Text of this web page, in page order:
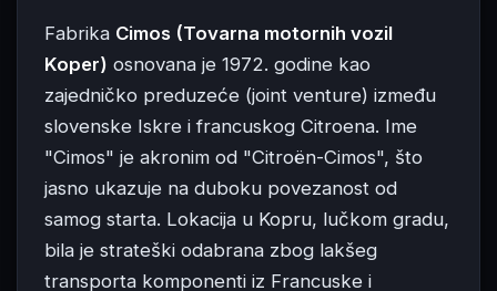
Fabrika Cimos (Tovarna motornih vozil
Koper) osnovana je 1972. godine kao
zajedničko preduzeće (joint venture) između
slovenske Iskre i francuskog Citroena. Ime
"Cimos" je akronim od "Citroën-Cimos", što
jasno ukazuje na duboku povezanost od
samog starta. Lokacija u Kopru, lučkom gradu,
bila je strateški odabrana zbog lakšeg
transporta komponenti iz Francuske i